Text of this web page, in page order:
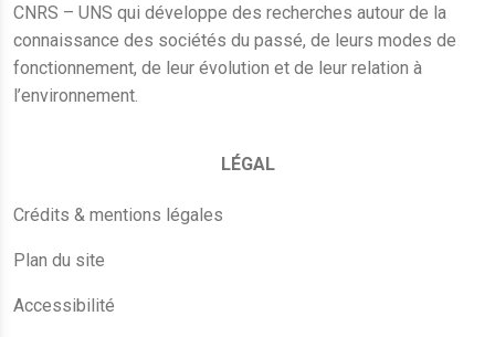
CNRS – UNS qui développe des recherches autour de la
connaissance des sociétés du passé, de leurs modes de
fonctionnement, de leur évolution et de leur relation à
l’environnement.
LÉGAL
Crédits & mentions légales
Plan du site
Accessibilité